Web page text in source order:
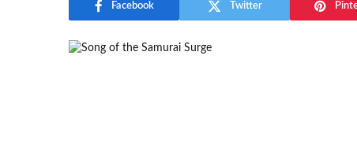
Facebook Twitter